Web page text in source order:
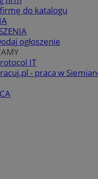
do katalogu
ogłoszenie
IT
- praca w